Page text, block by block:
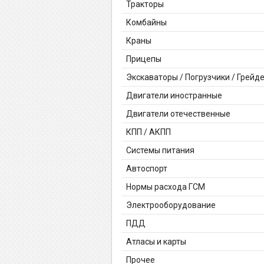
Тракторы
Комбайны
Краны
Прицепы
Экскаваторы / Погрузчики /
Двигатели иностранные
Двигатели отечественные
КПП / АКПП
Системы питания
Автоспорт
Нормы расхода ГСМ
Электрооборудование
ПДД
Атласы и карты
Прочее